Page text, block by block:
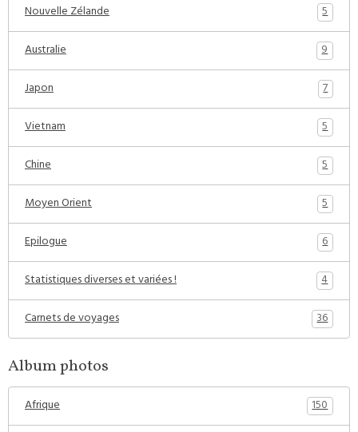
Nouvelle Zélande
5
Australie
9
Japon
7
Vietnam
5
Chine
5
Moyen Orient
5
Epilogue
6
Statistiques diverses et variées !
4
Carnets de voyages
36
Album photos
Afrique
150